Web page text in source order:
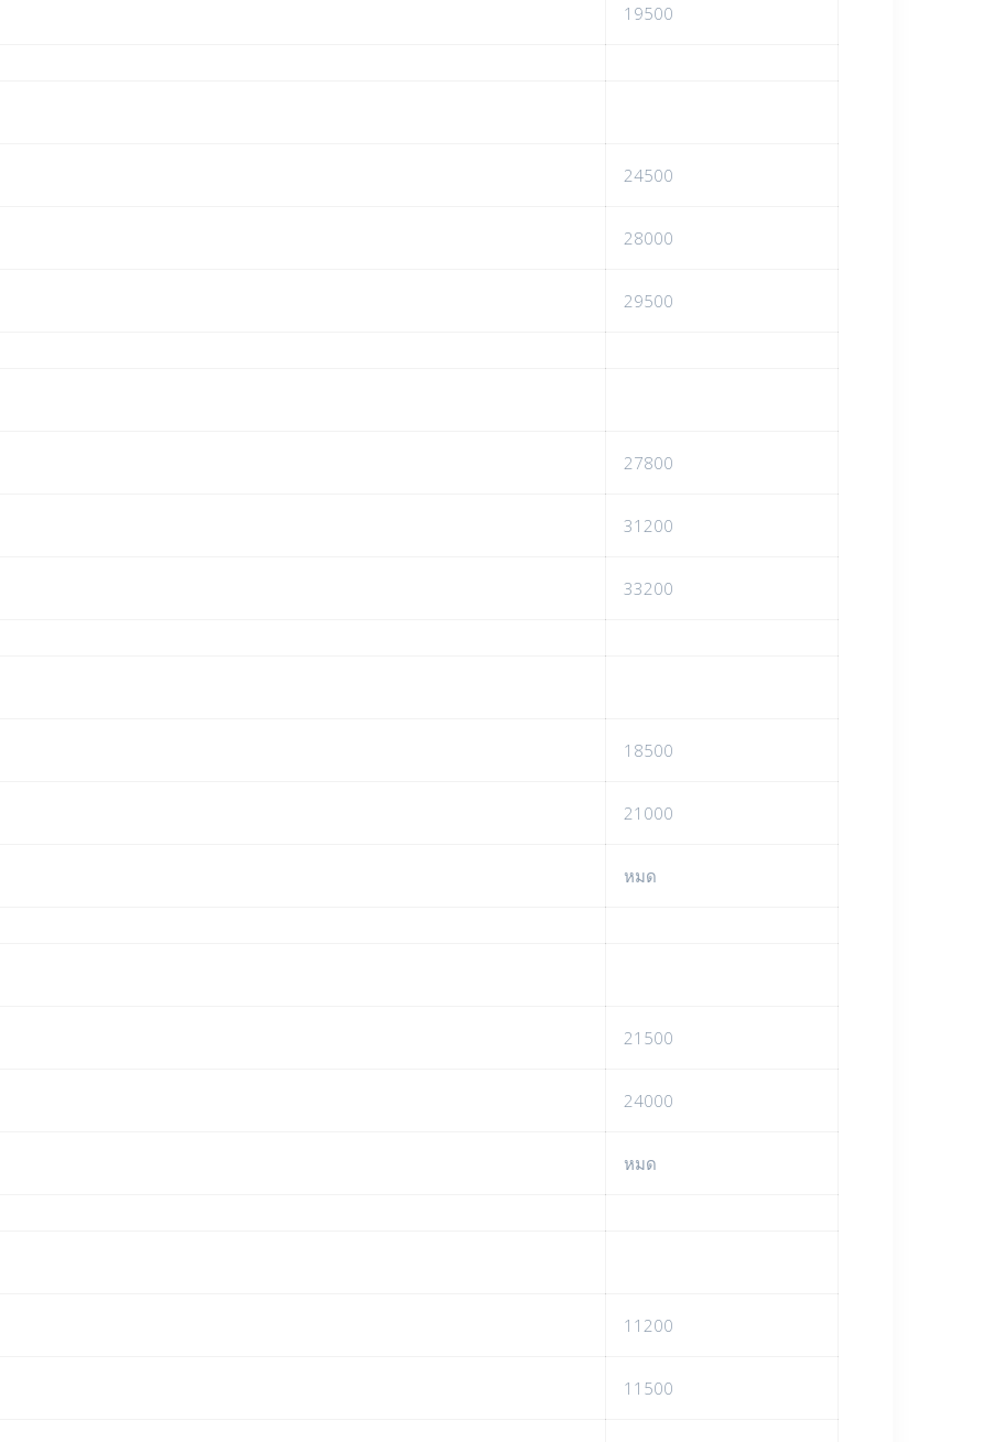
19500
24500
28000
29500
27800
31200
33200
18500
21000
หมด
21500
24000
หมด
11200
11500